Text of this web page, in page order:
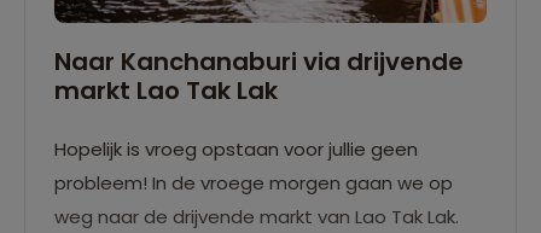
Naar Kanchanaburi via drijvende
markt Lao Tak Lak
Hopelijk is vroeg opstaan voor jullie geen
probleem! In de vroege morgen gaan we op
weg naar de drijvende markt van Lao Tak Lak.